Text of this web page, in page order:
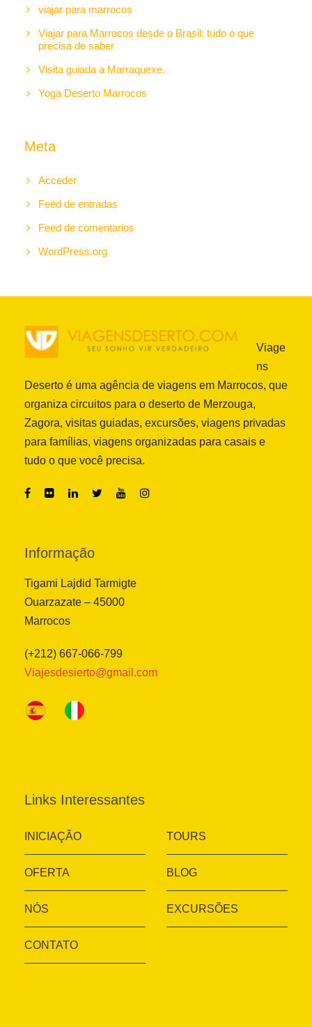
viajar para marrocos
Viajar para Marrocos desde o Brasil: tudo o que
precisa de saber
Visita guiada a Marraquexe.
Yoga Deserto Marrocos
Meta
Acceder
Feed de entradas
Feed de comentarios
WordPress.org
Viage
ns
Deserto é uma agência de viagens em Marrocos, que
organiza circuitos para o deserto de Merzouga,
Zagora, visitas guiadas, excursões, viagens privadas
para famílias, viagens organizadas para casais e
tudo o que você precisa.
Informação
Tigami Lajdid Tarmigte
Ouarzazate – 45000
Marrocos
(+212) 667-066-799
Viajesdesierto@gmail.com
Links Interessantes
INICIAÇÃO TOURS
OFERTA BLOG
NÓS EXCURSÕES
CONTATO